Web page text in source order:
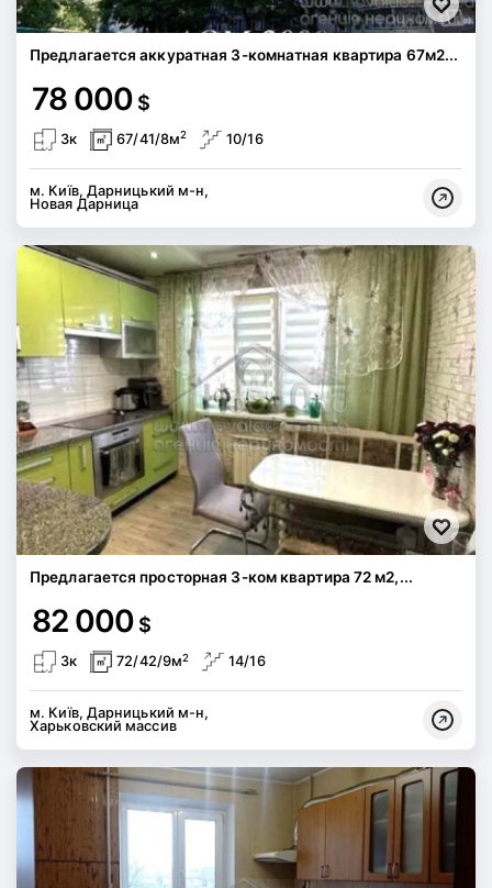
Предлагается аккуратная 3-комнатная квартира 67м2...
78 000 $
3к 67/41/8м2 10/16
м. Київ, Дарницький м-н,
Новая Дарница
Предлагается просторная 3-ком квартира 72 м2,...
82 000 $
3к 72/42/9м2 14/16
м. Київ, Дарницький м-н,
Харьковский массив